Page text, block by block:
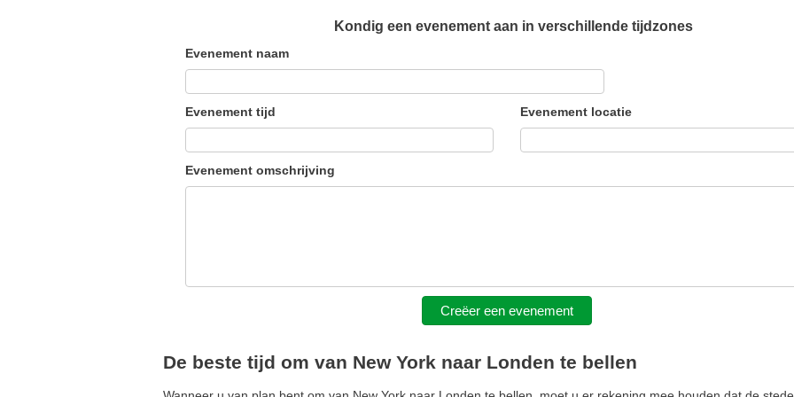
Kondig een evenement aan in verschillende tijdzones
Evenement naam
Evenement tijd Evenement locatie
Evenement omschrijving
Creëer een evenement
De beste tijd om van New York naar Londen te bellen